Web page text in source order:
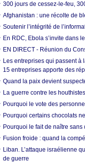
300 jours de cessez-le-feu,
Afghanistan : une récolte de
Soutenir l’intégrité de
En RDC, Ebola s’invite dans
EN DIRECT - Réunion du
Les entreprises qui passent
15 entreprises apporte des
Quand la paix devient
La guerre contre les
Pourquoi le vote des
Pourquoi certains chocolats
Pourquoi le fait de naître sans
Fusion froide : quand la
Liban. L’attaque israélienne
de guerre